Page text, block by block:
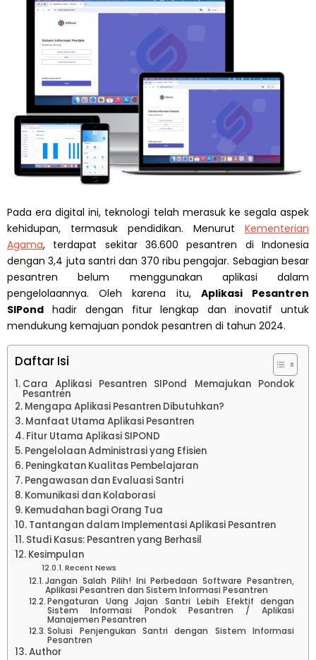
Pada era digital ini, teknologi telah merasuk ke segala aspek
kehidupan, termasuk pendidikan. Menurut Kementerian
Agama, terdapat sekitar 36.600 pesantren di Indonesia
dengan 3,4 juta santri dan 370 ribu pengajar. Sebagian besar
pesantren belum menggunakan aplikasi dalam
pengelolaannya. Oleh karena itu, Aplikasi Pesantren
SIPond hadir dengan fitur lengkap dan inovatif untuk
mendukung kemajuan pondok pesantren di tahun 2024.
Daftar Isi
Cara Aplikasi Pesantren SIPond Memajukan Pondok
Pesantren
Mengapa Aplikasi Pesantren Dibutuhkan?
Manfaat Utama Aplikasi Pesantren
Fitur Utama Aplikasi SIPOND
Pengelolaan Administrasi yang Efisien
Peningkatan Kualitas Pembelajaran
Pengawasan dan Evaluasi Santri
Komunikasi dan Kolaborasi
Kemudahan bagi Orang Tua
Tantangan dalam Implementasi Aplikasi Pesantren
Studi Kasus: Pesantren yang Berhasil
Kesimpulan
Recent News
Jangan Salah Pilih! Ini Perbedaan Software Pesantren,
Aplikasi Pesantren dan Sistem Informasi Pesantren
Pengaturan Uang Jajan Santri Lebih Efektif dengan
Sistem Informasi Pondok Pesantren / Aplikasi
Manajemen Pesantren
Solusi Penjengukan Santri dengan Sistem Informasi
Pesantren
Author